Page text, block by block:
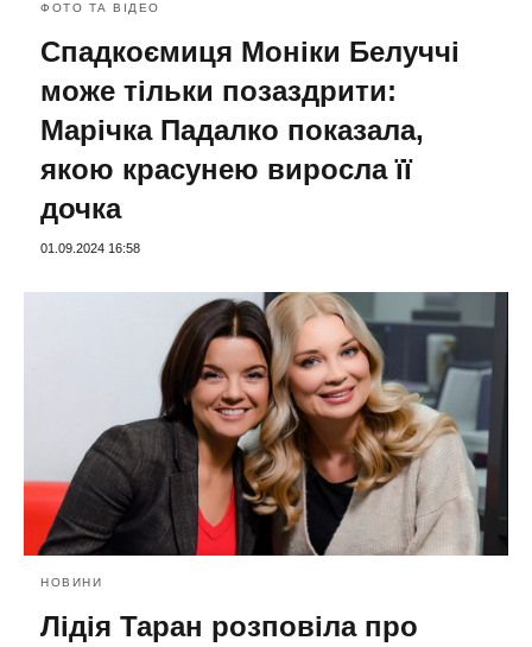
ФОТО ТА ВІДЕО
Спадкоємиця Моніки Белуччі
може тільки позаздрити:
Марічка Падалко показала,
якою красунею виросла її
дочка
01.09.2024 16:58
НОВИНИ
Лідія Таран розповіла про